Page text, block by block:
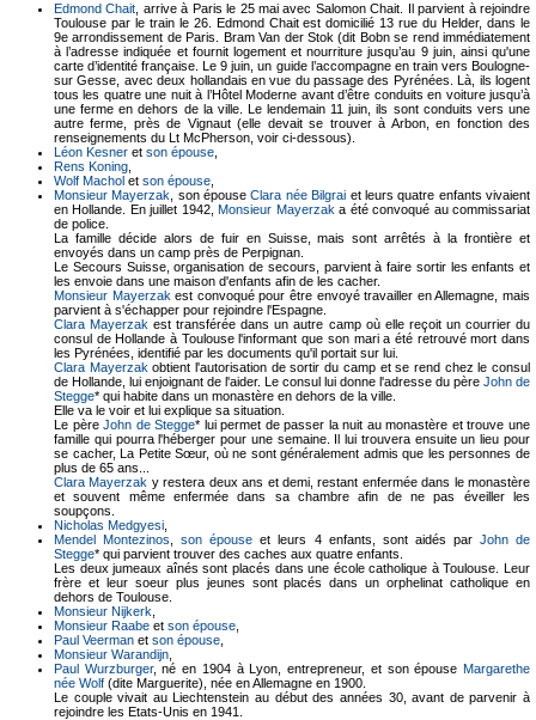
Edmond Chait , arrive à Paris le 25 mai avec Salomon Chait. Il parvient à rejoindre
Toulouse par le train le 26. Edmond Chait est domicilié 13 rue du Helder, dans le
9e arrondissement de Paris. Bram Van der Stok (dit Bobn se rend immédiatement
à l’adresse indiquée et fournit logement et nourriture jusqu’au 9 juin, ainsi qu'une
carte d’identité française. Le 9 juin, un guide l’accompagne en train vers Boulogne-
sur Gesse, avec deux hollandais en vue du passage des Pyrénées. Là, ils logent
tous les quatre une nuit à l’Hôtel Moderne avant d’être conduits en voiture jusqu’à
une ferme en dehors de la ville. Le lendemain 11 juin, ils sont conduits vers une
autre ferme, près de Vignaut (elle devait se trouver à Arbon, en fonction des
renseignements du Lt McPherson, voir ci-dessous).
Léon Kesner et son épouse
Rens Koning
Wolf Machol et son épouse
Monsieur Mayerzak
, son épouseClara née Bilgrai et leurs quatre enfants vivaient
en Hollande. En juillet 1942,Monsieur Mayerzak a été convoqué au commissariat
de police.
La famille décide alors de fuir en Suisse, mais sont arrêtés à la frontière et
envoyés dans un camp près de Perpignan.
Le Secours Suisse, organisation de secours, parvient à faire sortir les enfants et
les envoie dans une maison d'enfants afin de les cacher.
Monsieur Mayerzak est convoqué pour être envoyé travailler en Allemagne, mais
parvient à s'échapper pour rejoindre l'Espagne.
Clara Mayerzak est transférée dans un autre camp où elle reçoit un courrier du
consul de Hollande à Toulouse l'informant que son mari a été retrouvé mort dans
les Pyrénées, identifié par les documents qu'il portait sur lui.
Clara Mayerzak obtient l'autorisation de sortir du camp et se rend chez le consul
de Hollande, lui enjoignant de l'aider. Le consul lui donne l'adresse du père John de
Stegge* qui habite dans un monastère en dehors de la ville.
Elle va le voir et lui explique sa situation.
Le pèreJohn de Stegge* lui permet de passer la nuit au monastère et trouve une
famille qui pourra l'héberger pour une semaine. Il lui trouvera ensuite un lieu pour
se cacher, La Petite Sœur, où ne sont généralement admis que les personnes de
plus de 65 ans...
Clara Mayerzak y restera deux ans et demi, restant enfermée dans le monastère
et souvent même enfermée dans sa chambre afin de ne pas éveiller les
soupçons.
Nicholas Medgyesi
Mendel Montezinos ,son épouse et leurs 4 enfants, sont aidés par John de
Stegge* qui parvient trouver des caches aux quatre enfants.
Les deux jumeaux aînés sont placés dans une école catholique à Toulouse. Leur
frère et leur soeur plus jeunes sont placés dans un orphelinat catholique en
dehors de Toulouse.
Monsieur Nijkerk
Monsieur Raabe et son épouse
Paul Veerman et son épouse
Monsieur Warandijn
Paul Wurzburger, né en 1904 à Lyon, entrepreneur, et son épouseMargarethe
née Wolf (dite Marguerite), née en Allemagne en 1900.
Le couple vivait au Liechtenstein au début des années 30, avant de parvenir à
rejoindre les Etats-Unis en 1941.